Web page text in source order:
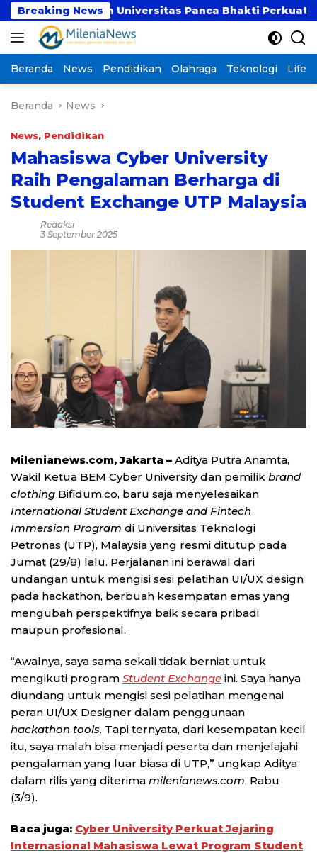
Langsung
ke
konten
Breaking News
UBSI dan Universitas Panca Bhakti Perkuat
Beranda News Pendidikan Olahraga Teknologi
Beranda News
News, Pendidikan
Mahasiswa Cyber University
Raih Pengalaman Berharga di
Student Exchange UTP Malaysia
Redaksi
3 September 2025
Milenianews.com, Jakarta – Aditya Putra Anamta,
Wakil Ketua BEM Cyber University dan pemilik brand
clothing Bifidum.co, baru saja menyelesaikan
International Student Exchange and Fintech
Immersion Program di Universitas Teknologi
Petronas (UTP), Malaysia yang resmi ditutup pada
Jumat (29/8) lalu. Perjalanan ini berawal dari
undangan untuk mengisi sesi pelatihan UI/UX design
pada hackathon, berbuah kesempatan emas yang
mengubah perspektifnya baik secara pribadi
maupun profesional.
“Awalnya, saya sama sekali tidak berniat untuk
mengikuti program Student Exchange ini. Saya hanya
diundang untuk mengisi sesi pelatihan mengenai
peran UI/UX Designer dalam penggunaan
hackathon tools. Tapi ternyata, dari kesempatan kecil
itu, saya malah bisa menjadi peserta dan menjelajahi
pengalaman yang luar biasa di UTP,” ungkap Aditya
dalam rilis yang diterima milenianews.com, Rabu
(3/9).
Baca juga: Cyber University Perkuat Jejaring
Internasional Mahasiswa Lewat Program Student